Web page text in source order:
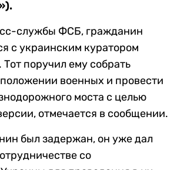
службы ФСБ, гражданин
с украинским куратором
Тот поручил ему собрать
военных и провести
моста с целью
отмечается в сообщении.
был задержан, он уже дал
со